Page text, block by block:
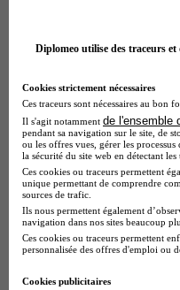
La classe préparatoire
du Lycée Blaise Pascal
program…
Diplomeo utilise des traceurs et
Cookies strictement nécessaires
Ces traceurs sont nécessaires au bon
Il s'agit notamment de l'ensemble
pendant sa navigation sur le site, de
ou les offres vues, gérer les
la sécurité du site web en détectant
Ces cookies ou traceurs permettent
unique permettant de comprendre
sources de trafic.
Ils nous permettent également
navigation dans nos sites beaucoup
Ces cookies ou traceurs permettent
personnalisée des offres d'emploi ou
Cookies publicitaires